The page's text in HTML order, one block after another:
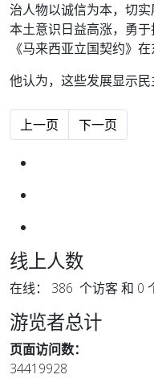
治人物以诚信为本，切
本土意识日益高涨，勇
《马来西亚立国契约》
他认为，这些发展显示民
上一篇文章: 吴标生：
上一页 下一篇文章:
下一页
线上人数
在线： 386 个访客 和 0
游览者总计
页面访问数：
34419928